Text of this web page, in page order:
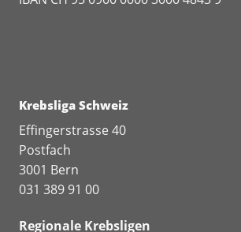
Krebsliga Schweiz
Effingerstrasse 40
Postfach
3001 Bern
031 389 91 00
Regionale Krebsligen